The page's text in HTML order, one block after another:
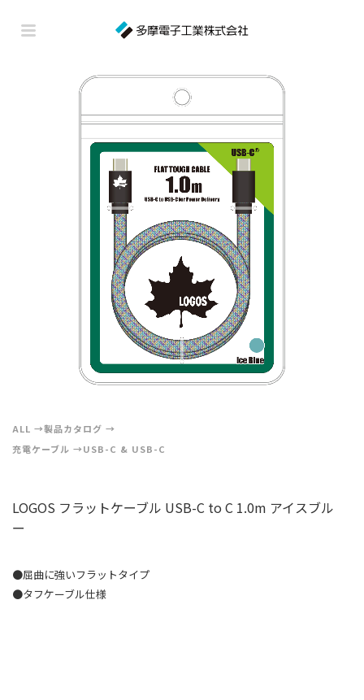
ALL
製品カタログ
充電ケーブル
USB-C & USB-C
LOGOS フラットケーブル USB-C to C 1.0m アイスブル
ー
●屈曲に強いフラットタイプ
●タフケーブル仕様